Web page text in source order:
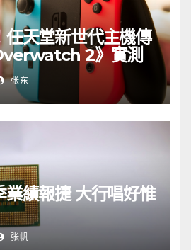
任天堂新世代主機傳
2》實測
张东
業績報捷 大行唱好惟
张帆